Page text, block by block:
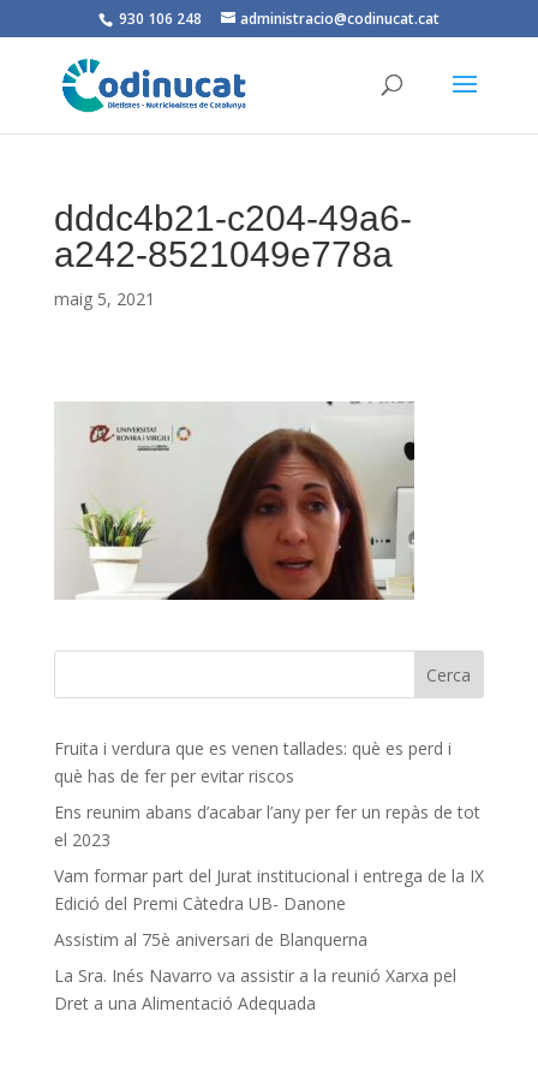
930 106 248 administracio@codinucat.cat
dddc4b21-c204-49a6-
a242-8521049e778a
maig 5, 2021
Fruita i verdura que es venen tallades: què es perd i
què has de fer per evitar riscos
Ens reunim abans d’acabar l’any per fer un repàs de tot
el 2023
Vam formar part del Jurat institucional i entrega de la IX
Edició del Premi Càtedra UB- Danone
Assistim al 75è aniversari de Blanquerna
La Sra. Inés Navarro va assistir a la reunió Xarxa pel
Dret a una Alimentació Adequada